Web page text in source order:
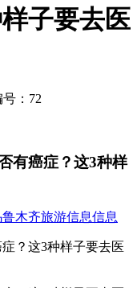
子要去医
：72
有癌症？这3种样
木齐旅游信息信息
？这3种样子要去医